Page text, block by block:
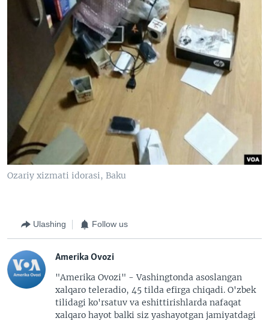
Ozariy xizmati idorasi, Baku
Ulashing Follow us
Amerika Ovozi
"Amerika Ovozi" - Vashingtonda asoslangan
xalqaro teleradio, 45 tilda efirga chiqadi. O'zbek
tilidagi ko'rsatuv va eshittirishlarda nafaqat
xalqaro hayot balki siz yashayotgan jamiyatdagi